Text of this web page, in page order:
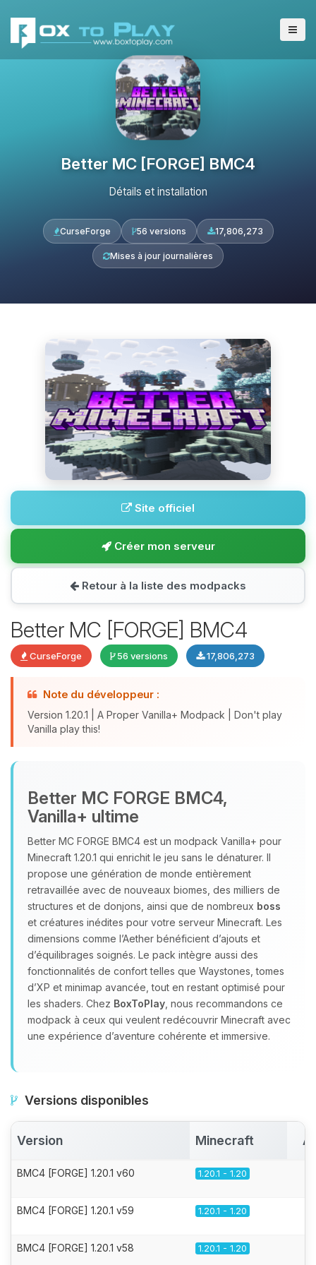
Better MC [FORGE] BMC4
Détails et installation
CurseForge 56 versions 17,806,273
Mises à jour journalières
Site officiel
Créer mon serveur
Retour à la liste des modpacks
Better MC [FORGE] BMC4
CurseForge 56 versions 17,806,273
Note du développeur :
Version 1.20.1 | A Proper Vanilla+ Modpack | Don't play
Vanilla play this!
Better MC FORGE BMC4,
Vanilla+ ultime
Better MC FORGE BMC4 est un modpack Vanilla+ pour
Minecraft 1.20.1 qui enrichit le jeu sans le dénaturer. Il
propose une génération de monde entièrement
retravaillée avec de nouveaux biomes, des milliers de
structures et de donjons, ainsi que de nombreux boss
et créatures inédites pour votre serveur Minecraft. Les
dimensions comme l’Aether bénéficient d’ajouts et
d’équilibrages soignés. Le pack intègre aussi des
fonctionnalités de confort telles que Waystones, tomes
d’XP et minimap avancée, tout en restant optimisé pour
les shaders. Chez BoxToPlay , nous recommandons ce
modpack à ceux qui veulent redécouvrir Minecraft avec
une expérience d’aventure cohérente et immersive.
Versions disponibles
Version Minecraft
BMC4 [FORGE] 1.20.1 v60 1.20.1 - 1.20
BMC4 [FORGE] 1.20.1 v59 1.20.1 - 1.20
BMC4 [FORGE] 1.20.1 v58 1.20.1 - 1.20
parler ! Moi c’est Choupy, ton petit
assistant BoxToPlay. Dis-moi ce dont
petits circuits pour t’aider.
08/08/2026 à 09:25